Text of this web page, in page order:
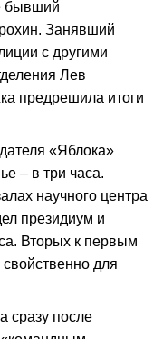
бывший
Занявший
с другими
Лев
предрешила итоги
«Яблока»
– в три часа.
научного центра
президиум и
Вторых к первым
для
сразу после